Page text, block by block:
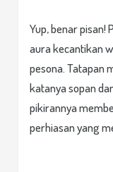
Yup, benar pisan!
aura kecantikan
pesona. Tatapan
katanya sopan
pikirannya
perhiasan yang